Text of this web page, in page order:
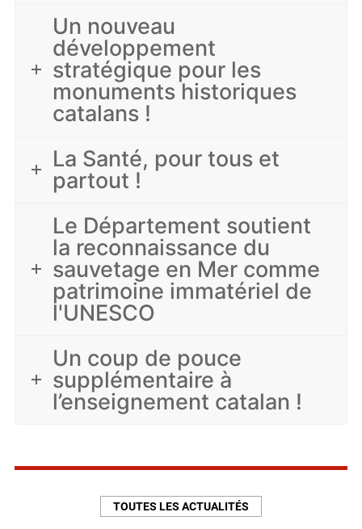
Un nouveau
développement
stratégique pour les
monuments historiques
catalans !
La Santé, pour tous et
partout !
Le Département soutient
la reconnaissance du
sauvetage en Mer comme
patrimoine immatériel de
l'UNESCO
Un coup de pouce
supplémentaire à
l’enseignement catalan !
TOUTES LES ACTUALITÉS